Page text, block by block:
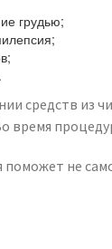
грудью;
средств из
время
не